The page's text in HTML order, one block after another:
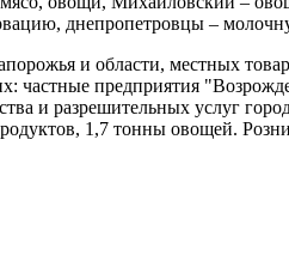
днепропетровцы –
и области, местных
частные предприятия
и разрешительных услуг
1,7 тонны овощей.